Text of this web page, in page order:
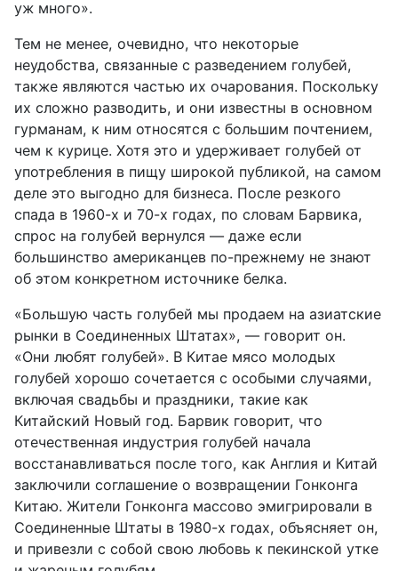
уж много».
Тем не менее, очевидно, что некоторые
неудобства, связанные с разведением голубей,
также являются частью их очарования. Поскольку
их сложно разводить, и они известны в основном
гурманам, к ним относятся с большим почтением,
чем к курице. Хотя это и удерживает голубей от
употребления в пищу широкой публикой, на самом
деле это выгодно для бизнеса. После резкого
спада в 1960-х и 70-х годах, по словам Барвика,
спрос на голубей вернулся — даже если
большинство американцев по-прежнему не знают
об этом конкретном источнике белка.
«Большую часть голубей мы продаем на азиатские
рынки в Соединенных Штатах», — говорит он.
«Они любят голубей». В Китае мясо молодых
голубей хорошо сочетается с особыми случаями,
включая свадьбы и праздники, такие как
Китайский Новый год. Барвик говорит, что
отечественная индустрия голубей начала
восстанавливаться после того, как Англия и Китай
заключили соглашение о возвращении Гонконга
Китаю. Жители Гонконга массово эмигрировали в
Соединенные Штаты в 1980-х годах, объясняет он,
и привезли с собой свою любовь к пекинской утке